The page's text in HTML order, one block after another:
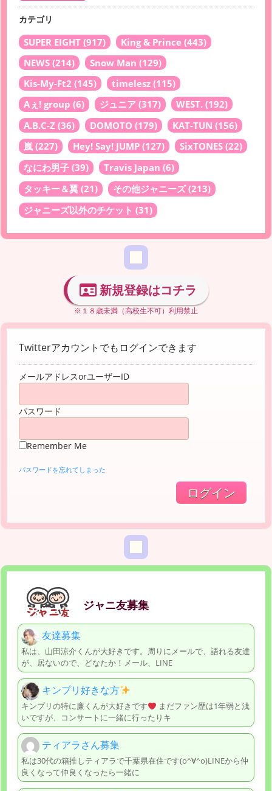
カテゴリ
SUPER EIGHT (917) King & Prince (443)
NEWS (214) Snow Man (129)
Kis-My-Ft2 (145) timelesz (115)
Aぇ! group (6) ジュニア (317) WEST. (192)
A.B.C-Z (36) DOMOTO (179) KAT-TUN (156)
嵐 (227) Hey! Say! JUMP (127) SixTONES (22)
なにわ男子 (39) Travis Japan (6)
タッキー＆翼 (21) その他ジャニーズ(213)
ジャニーズ以外のチケット (31)
新規登録はコチラ
※１８歳未満（高校生不可）利用禁止
Twitterアカウントでもログインできます
メールアドレスorユーザーID
パスワード
Remember Me
パスワードを忘れてしまった
ジャニ友募集
友達募集
私は、山田涼介くんが大好きです。周りにメールで、語れる友達
が、居ないので、どなたか！メール、LINE
キンプリ好きな方
キンプリの特に廉くんが大好きです
まだファン歴は1年弱と浅
いですが、コンサートに一緒に行ったりキ
ティアラさん募集
私は30代の箱推しティアラで千葉県在住です(o^∀^o)LINEから仲
良くなって仲良くなったら一緒に